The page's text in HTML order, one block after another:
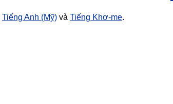
Tiếng Anh (Mỹ) và Tiếng Khơ-me.